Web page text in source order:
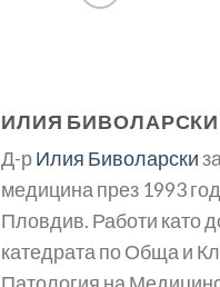
ИЛИЯ БИВОЛАРСКИ
Д-рИлия Биволарски
медицина през 1993
Пловдив. Работи като
катедрата по Обща и